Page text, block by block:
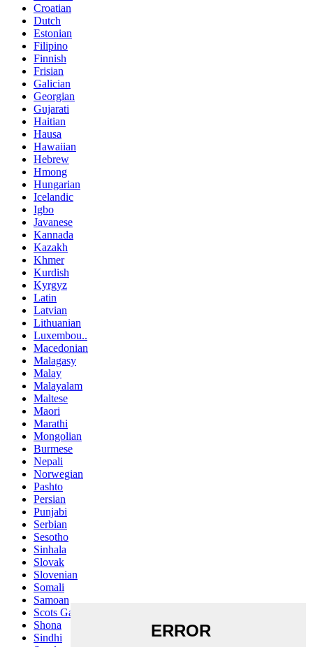
Croatian
Dutch
Estonian
Filipino
Finnish
Frisian
Galician
Georgian
Gujarati
Haitian
Hausa
Hawaiian
Hebrew
Hmong
Hungarian
Icelandic
Igbo
Javanese
Kannada
Kazakh
Khmer
Kurdish
Kyrgyz
Latin
Latvian
Lithuanian
Luxembou..
Macedonian
Malagasy
Malay
Malayalam
Maltese
Maori
Marathi
Mongolian
Burmese
Nepali
Norwegian
Pashto
Persian
Punjabi
Serbian
Sesotho
Sinhala
Slovak
Slovenian
Somali
Samoan
Scots Gaelic
Shona
Sindhi